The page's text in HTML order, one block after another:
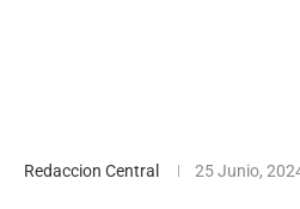
Redaccion Central 25 Junio,